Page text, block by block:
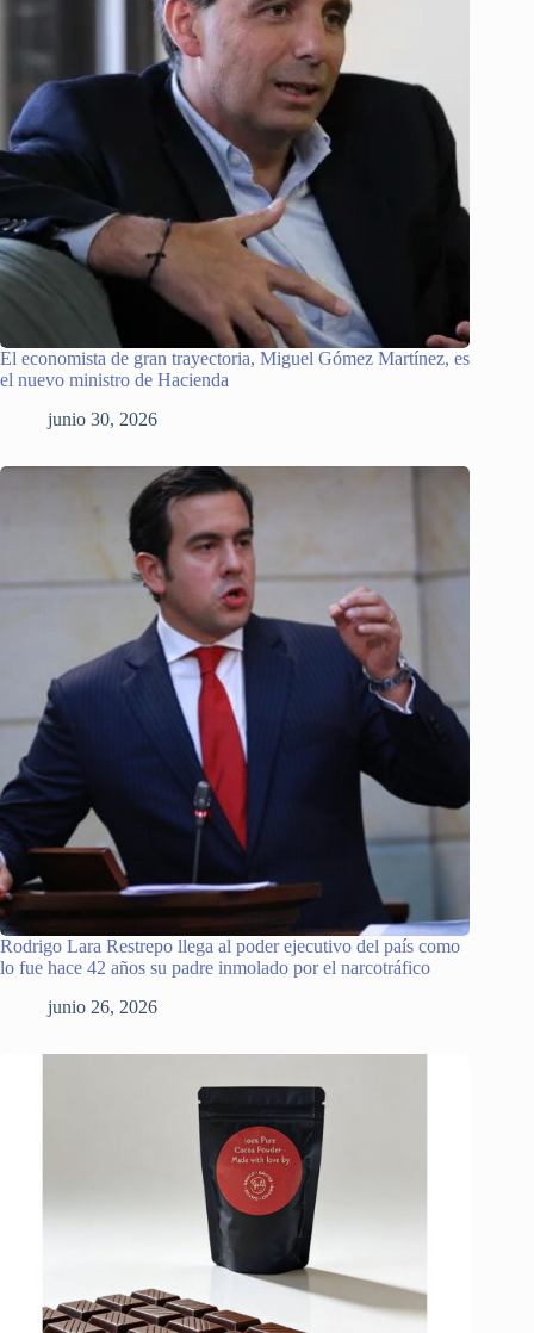
El economista de gran trayectoria, Miguel Gómez Martínez, es
el nuevo ministro de Hacienda
junio 30, 2026
Rodrigo Lara Restrepo llega al poder ejecutivo del país como
lo fue hace 42 años su padre inmolado por el narcotráfico
junio 26, 2026